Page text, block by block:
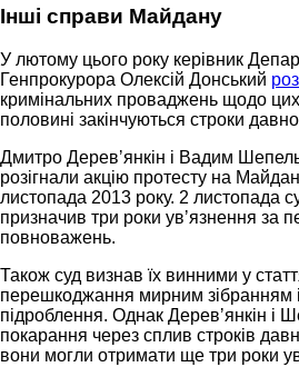
Інші справи Майдану
У лютому цього року керівник
Генпрокурора Олексій Донський
кримінальних проваджень щодо
половині закінчуються строки
Дмитро Деревʼянкін і Вадим Шепель
розігнали акцію протесту на
листопада 2013 року. 2 листопада
призначив три роки увʼязнення за
повноважень.
Також суд визнав їх винними у
перешкоджання мирним зібранням
підроблення. Однак Деревʼянкін і
покарання через сплив строків
вони могли отримати ще три роки